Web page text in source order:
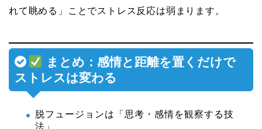
れて眺める」ことでストレス反応は弱まります。
まとめ：感情と距離を置くだけで
ストレスは変わる
脱フュージョンは「思考・感情を観察する技
法」